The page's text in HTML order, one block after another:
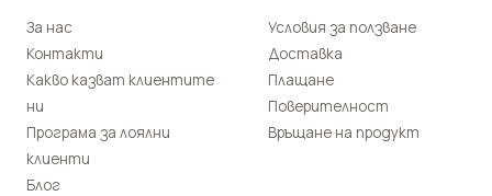
За нас
Контакти
Какво казват клиентите
ни
Програма за лоялни
клиенти
Блог
Условия за ползване
Доставка
Плащане
Поверителност
Връщане на продукт